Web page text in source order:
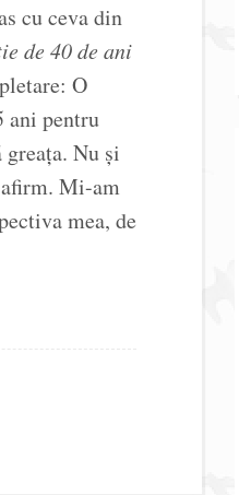
cu ceva din
de 40 de ani
O
ani pentru
Nu și
Mi-am
mea, de